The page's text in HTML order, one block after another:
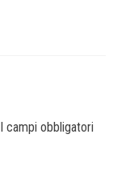
I campi obbligatori